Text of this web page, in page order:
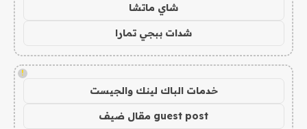
شاي ماتشا
شدات ببجي تمارا
!
خدمات الباك لينك والجيست
guest post مقال ضيف